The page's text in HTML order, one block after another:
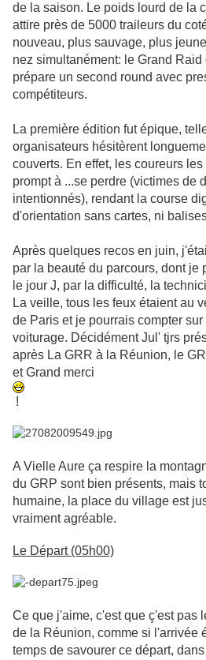
de la saison. Le poids lourd de la
attire près de 5000 traileurs du
nouveau, plus sauvage, plus
nez simultanément: le Grand
prépare un second round avec
compétiteurs.
La première édition fut épique,
organisateurs hésitèrent
couverts. En effet, les coureurs
prompt à ...se perdre (victimes de
intentionnés), rendant la course
d'orientation sans cartes, ni
Après quelques recos en juin,
par la beauté du parcours, dont je
le jour J, par la difficulté, la
La veille, tous les feux étaient au
de Paris et je pourrais compter
voiturage. Décidément Jul' tjrs
après La GRR à la Réunion, le
et Grand merci
!
A Vielle Aure ça respire la
du GRP sont bien présents, mais
humaine, la place du village est
vraiment agréable.
Le Départ (05h00)
Ce que j'aime, c'est que ç'est pas
de la Réunion, comme si l'arrivée
temps de savourer ce départ,